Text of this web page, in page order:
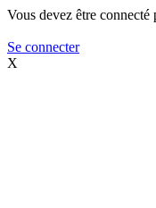
Vous devez être connecté
Se connecter
X